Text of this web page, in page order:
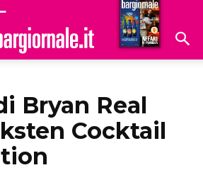
Hoteldomani
Bryan Real
Cocktail